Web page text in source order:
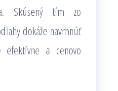
Skúsený tím zo
dokáže navrhnúť
a cenovo